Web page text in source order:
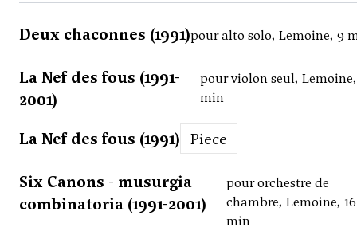
Deux chaconnes (1991)pour alto solo, Lemoine, 9
La Nef des fous (1991-
2001)
pour violon seul,
min
La Nef des fous (1991) Piece
Six Canons - musurgia
combinatoria (1991-2001)
pour orchestre de
chambre, Lemoine, 16
min